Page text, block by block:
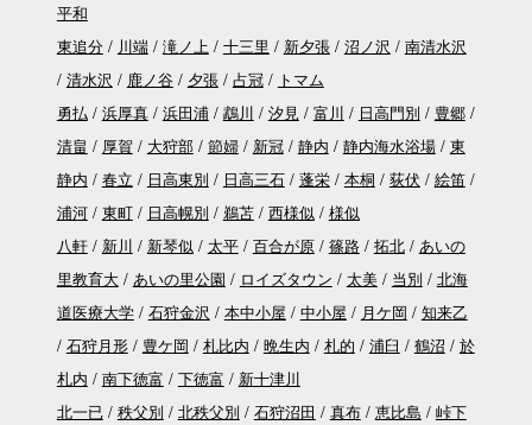
平和
東追分
川端 滝ノ上 十三里 新夕張 沼ノ沢
南清水沢
清水沢
鹿ノ谷 夕張 占冠
トマム
勇払
浜厚真 浜田浦 鵡川 汐見 富川 日高門別
豊郷
清畠
厚賀 大狩部 節婦 新冠 静内 静内海水浴場
東
静内
春立 日高東別 日高三石 蓬栄 本桐 荻伏
絵笛
浦河
東町 日高幌別 鵜苫 西様似
様似
八軒
新川 新琴似 太平 百合が原 篠路 拓北
あいの
里教育大
あいの里公園 ロイズタウン 太美 当別
北海
道医療大学
石狩金沢 本中小屋 中小屋 月ケ岡
知来乙
石狩月形
豊ケ岡 札比内 晩生内 札的 浦臼 鶴沼
於
札内
南下徳富 下徳富
新十津川
北一已
秩父別 北秩父別 石狩沼田 真布 恵比島
峠下